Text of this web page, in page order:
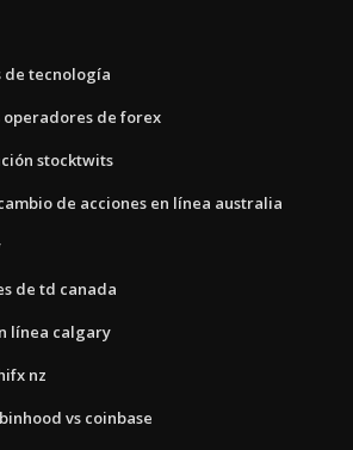
de tecnología
operadores de forex
stocktwits
de acciones en línea australia
de td canada
línea calgary
nz
vs coinbase